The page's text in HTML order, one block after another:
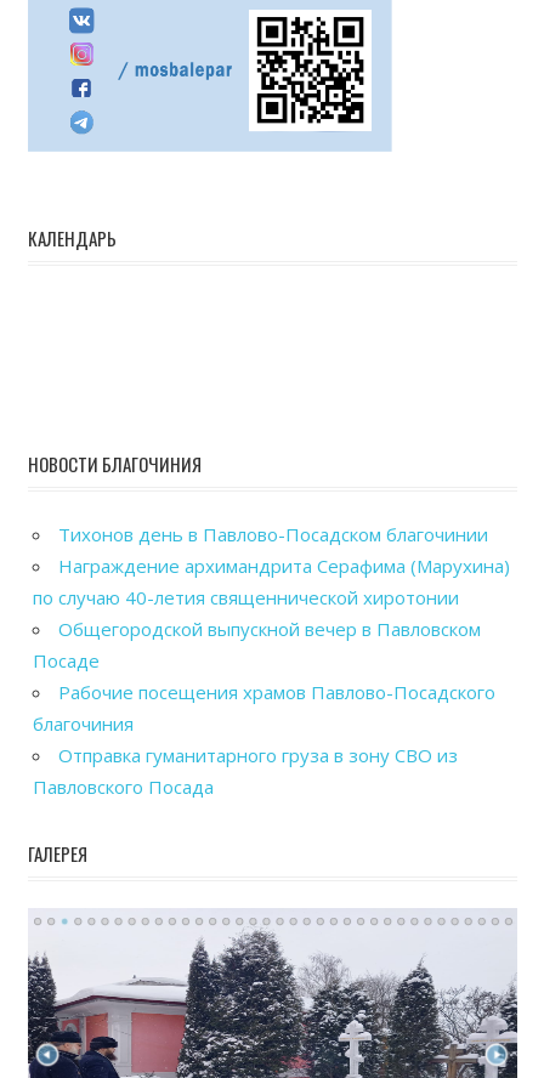
КАЛЕНДАРЬ
НОВОСТИ БЛАГОЧИНИЯ
Тихонов день в Павлово-Посадском благочинии
Награждение архимандрита Серафима (Марухина)
по случаю 40-летия священнической хиротонии
Общегородской выпускной вечер в Павловском
Посаде
Рабочие посещения храмов Павлово-Посадского
благочиния
Отправка гуманитарного груза в зону СВО из
Павловского Посада
ГАЛЕРЕЯ